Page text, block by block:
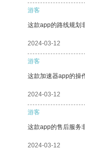
游客
这款app的路线规划
2024-03-12
游客
这款加速器app的操
2024-03-12
游客
这款app的售后服务
2024-03-12